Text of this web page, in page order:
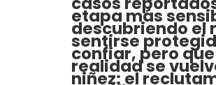
etapa más
descubriendo el
sentirse
confiar, pero
realidad se
niñez: el